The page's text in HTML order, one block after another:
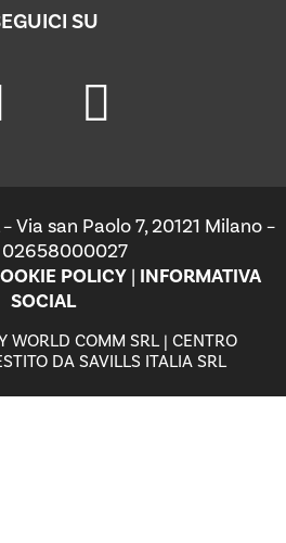
SU
Via san Paolo 7, 20121 Milano –
02658000027
POLICY| INFORMATIVA
SOCIAL
WORLD COMM SRL | CENTRO
DA SAVILLS ITALIA SRL